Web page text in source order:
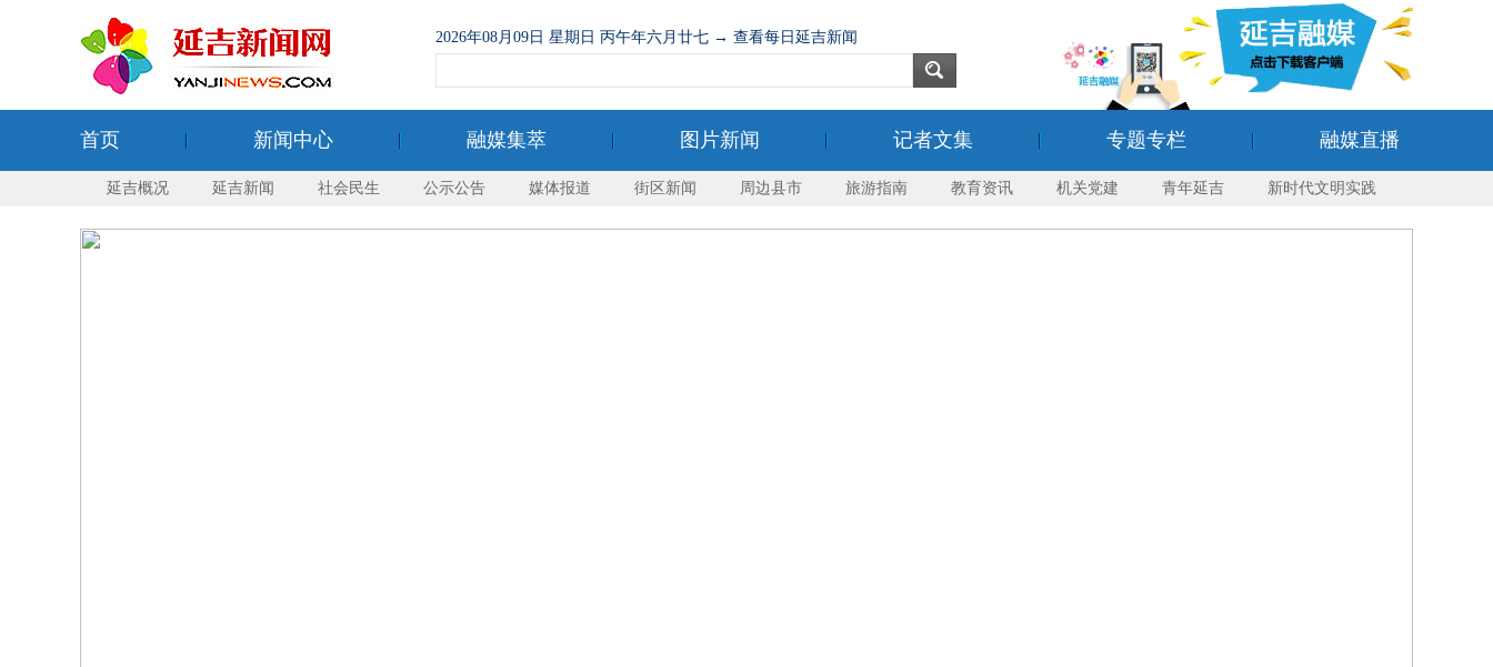
2026年08月09日 星期日 丙午年六月廿七 → 查看每日延吉新闻
首页 新闻中心 融媒集萃 图片新闻 记者文集 专题专栏 融媒直播
延吉概况 延吉新闻 社会民生 公示公告 媒体报道 街区新闻 周边县市 旅游指南 教育资讯 机关党建 青年延吉 新时代文明实践